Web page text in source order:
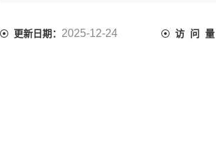
更新日期： 2025-12-24 访 问 量